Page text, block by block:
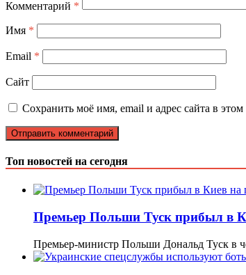
Комментарий *
Имя *
Email *
Сайт
Сохранить моё имя, email и адрес сайта в
Топ новостей на сегодня
Премьер Польши Туск прибыл в
Премьер-министр Польши Дональд Туск в